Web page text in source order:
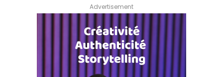
Advertisement